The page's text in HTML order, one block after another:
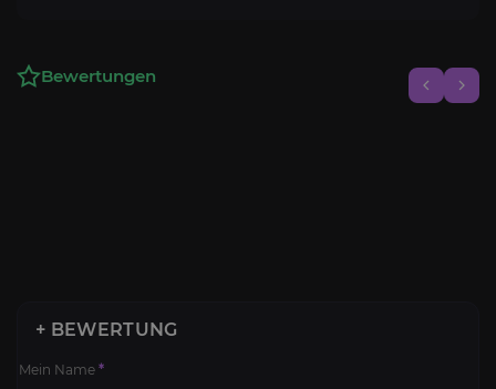
Bewertungen
+ BEWERTUNG
Mein Name *